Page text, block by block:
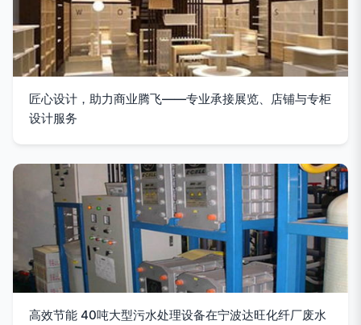
匠心设计，助力商业腾飞——专业承接展览、店铺与专柜
设计服务
高效节能 40吨大型污水处理设备在宁波达旺化纤厂废水